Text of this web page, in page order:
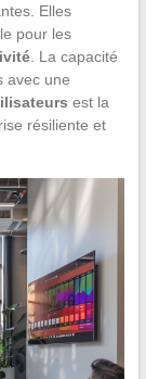
Elles
pour les
. La capacité
avec une
est la
résiliente et